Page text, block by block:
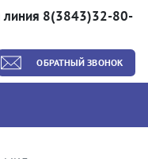
линия 8(3843)32-80-
ОБРАТНЫЙ ЗВОНОК